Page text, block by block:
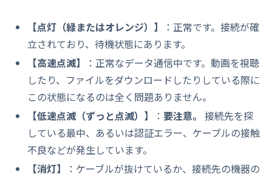
【点灯（緑またはオレンジ）】
：正常です。接続が確
立されており、待機状態にあります。
【高速点滅】
：正常なデータ通信中です。動画を視聴
したり、ファイルをダウンロードしたりしている際に
この状態になるのは全く問題ありません。
【低速点滅（ずっと点滅）】
： 要注意。 接続先を探
している最中、あるいは認証エラー、ケーブルの接触
不良などが発生しています。
【消灯】
：ケーブルが抜けているか、接続先の機器の